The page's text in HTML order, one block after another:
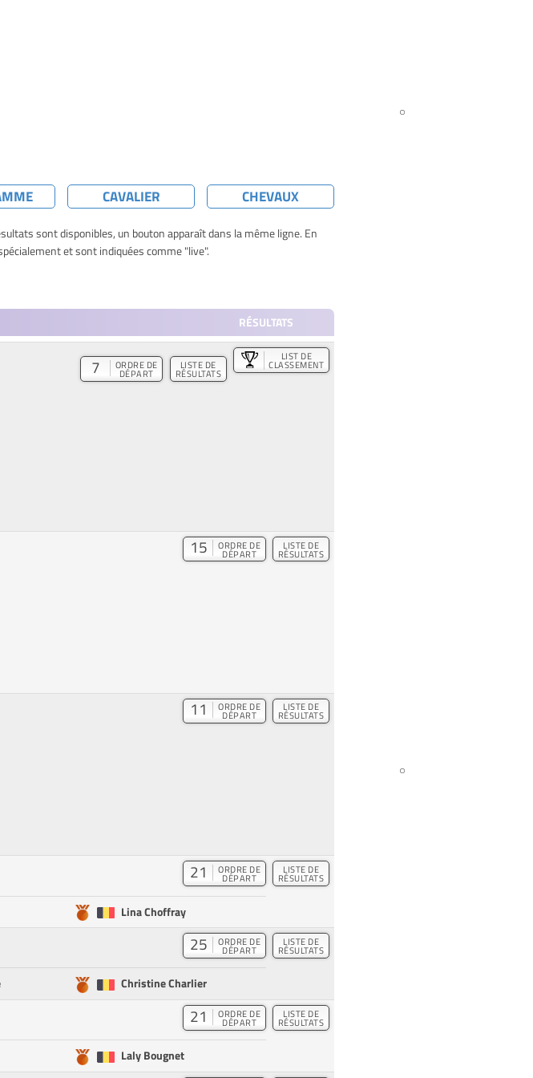
CAVALIER CHEVAUX
sont disponibles, un bouton apparaît dans la même ligne. En
et sont indiquées comme "live".
RÉSULTATS
7 ORDRE DE
DÉPART
LISTE DE
RÉSULTATS
LIST DE
CLASSEMENT
15 ORDRE DE
DÉPART
LISTE DE
RÉSULTATS
11 ORDRE DE
DÉPART
LISTE DE
RÉSULTATS
21 ORDRE DE
DÉPART
LISTE DE
RÉSULTATS
Lina Choffray
25 ORDRE DE
DÉPART
LISTE DE
RÉSULTATS
Christine Charlier
21 ORDRE DE
DÉPART
LISTE DE
RÉSULTATS
Laly Bougnet